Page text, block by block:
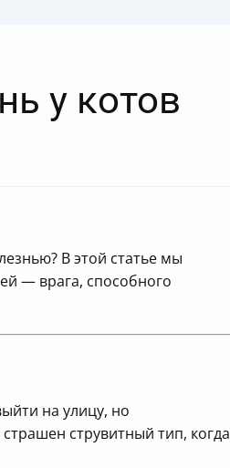
у котов
В этой статье мы
— врага, способного
на улицу, но
струвитный тип, когда